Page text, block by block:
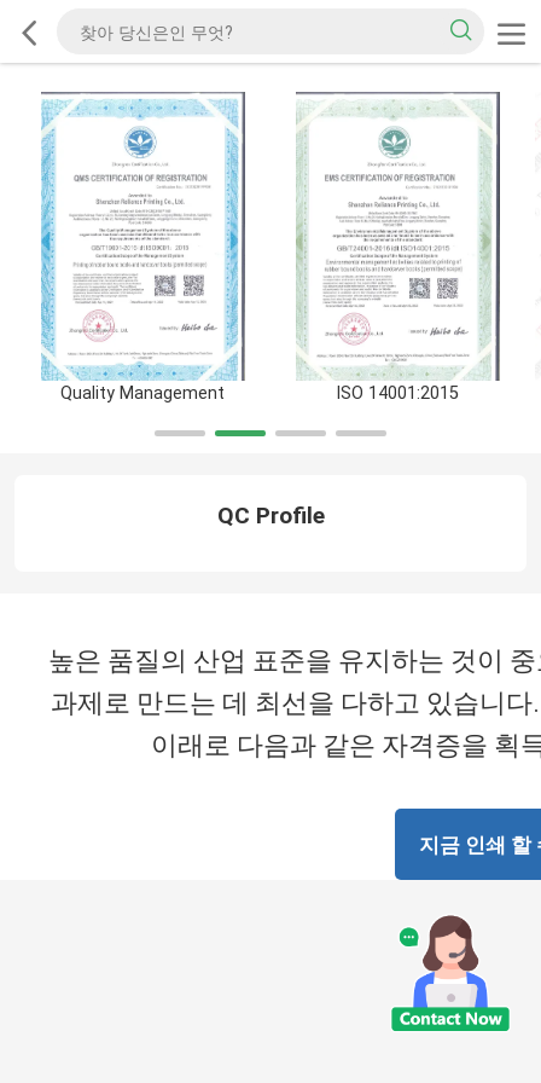
Quality Management ISO 14001:2015
QC Profile
높은 품질의 산업 표준을 유지하는 것이
과제로 만드는 데 최선을 다하고 있습니
이래로 다음과 같은 자격증을 획
지금 인쇄 할